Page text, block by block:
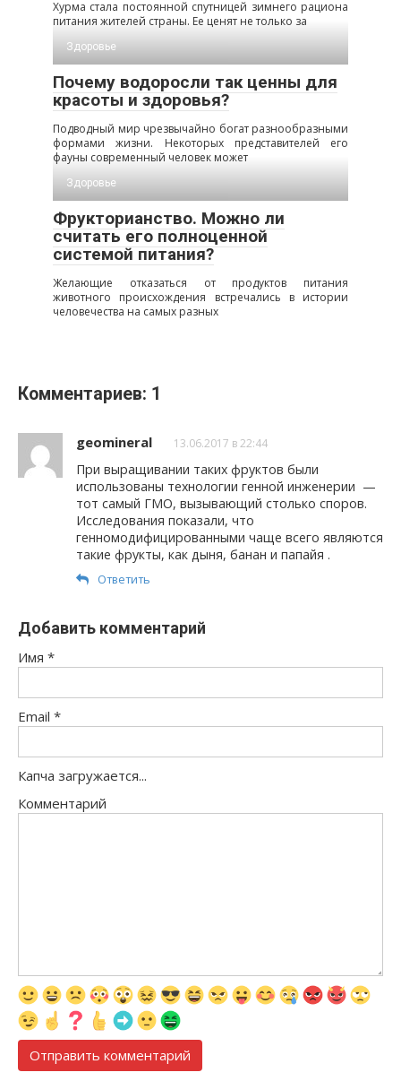
Хурма стала постоянной спутницей зимнего рациона
питания жителей страны. Ее ценят не только за
Здоровье
Почему водоросли так ценны для
красоты и здоровья?
Подводный мир чрезвычайно богат разнообразными
формами жизни. Некоторых представителей его
фауны современный человек может
Здоровье
Фрукторианство. Можно ли
считать его полноценной
системой питания?
Желающие отказаться от продуктов питания
животного происхождения встречались в истории
человечества на самых разных
Комментариев: 1
geomineral 13.06.2017 в 22:44
При выращивании таких фруктов были
использованы технологии генной инженерии —
тот самый ГМО, вызывающий столько споров.
Исследования показали, что
генномодифицированными чаще всего являются
такие фрукты, как дыня, банан и папайя .
Ответить
Добавить комментарий
Имя *
Email *
Капча загружается...
Комментарий